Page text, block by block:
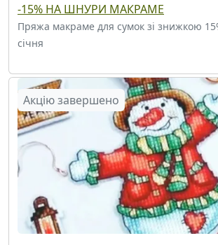
-15% НА ШНУРИ МАКРАМЕ
Пряжа макраме для сумок зі знижкою
січня
Акцію завершено